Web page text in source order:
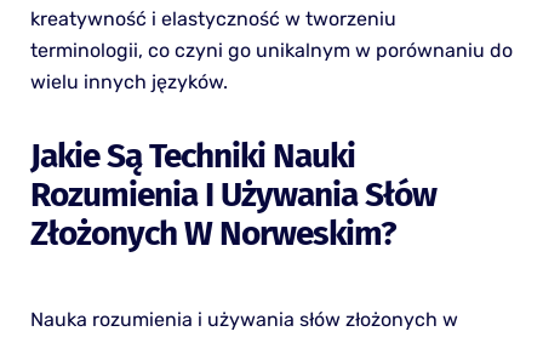
kreatywność i elastyczność w tworzeniu
terminologii, co czyni go unikalnym w porównaniu do
wielu innych języków.
Jakie Są Techniki Nauki
Rozumienia I Używania Słów
Złożonych W Norweskim?
Nauka rozumienia i używania słów złożonych w